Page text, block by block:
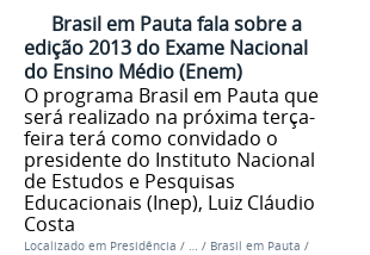
Brasil em Pauta fala sobre a
edição 2013 do Exame Nacional
do Ensino Médio (Enem)
O programa Brasil em Pauta que
será realizado na próxima terça-
feira terá como convidado o
presidente do Instituto Nacional
de Estudos e Pesquisas
Educacionais (Inep), Luiz Cláudio
Costa
Localizado em Presidência / … / Brasil em Pauta /